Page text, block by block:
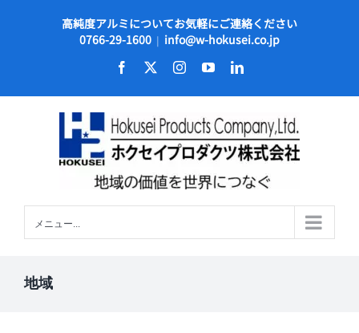
高純度アルミについてお気軽にご連絡ください
0766-29-1600 | info@w-hokusei.co.jp
Facebook InstagramYouTubeLinkedIn
メニュー...
地域